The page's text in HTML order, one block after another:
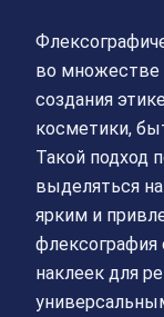
во множестве
создания
косметики,
Такой подход
выделяться
ярким и
флексография
наклеек для